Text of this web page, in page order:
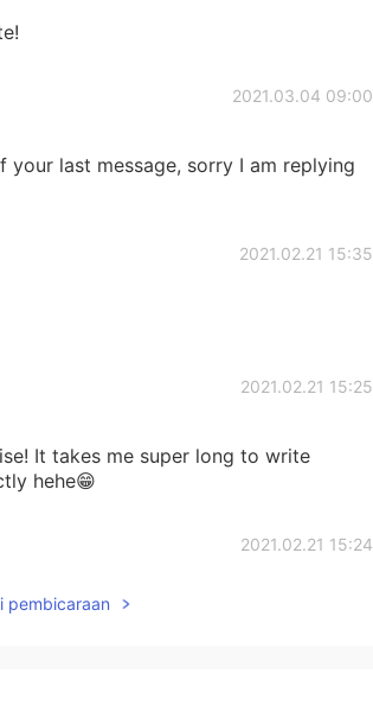
2021.03.04 09:00
last message, sorry I am replying
2021.02.21 15:35
2021.02.21 15:25
It takes me super long to write
hehe😁
2021.02.21 15:24
pembicaraan